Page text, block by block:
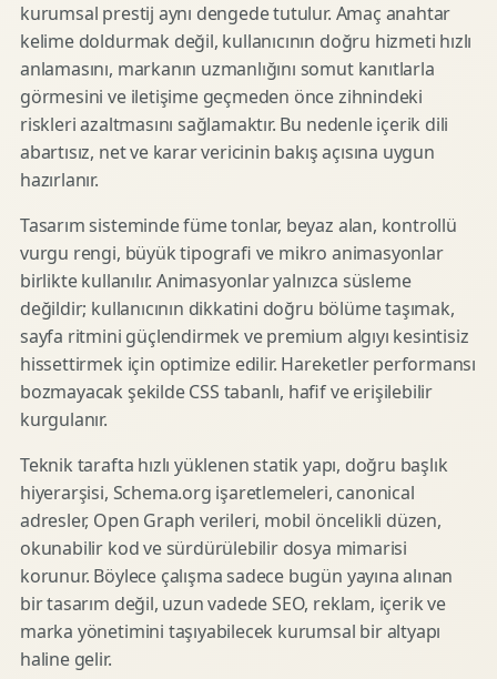
kurumsal prestij aynı dengede tutulur. Amaç anahtar
kelime doldurmak değil, kullanıcının doğru hizmeti hızlı
anlamasını, markanın uzmanlığını somut kanıtlarla
görmesini ve iletişime geçmeden önce zihnindeki
riskleri azaltmasını sağlamaktır. Bu nedenle içerik dili
abartısız, net ve karar vericinin bakış açısına uygun
hazırlanır.
Tasarım sisteminde füme tonlar, beyaz alan, kontrollü
vurgu rengi, büyük tipografi ve mikro animasyonlar
birlikte kullanılır. Animasyonlar yalnızca süsleme
değildir; kullanıcının dikkatini doğru bölüme taşımak,
sayfa ritmini güçlendirmek ve premium algıyı kesintisiz
hissettirmek için optimize edilir. Hareketler performansı
bozmayacak şekilde CSS tabanlı, hafif ve erişilebilir
kurgulanır.
Teknik tarafta hızlı yüklenen statik yapı, doğru başlık
hiyerarşisi, Schema.org işaretlemeleri, canonical
adresler, Open Graph verileri, mobil öncelikli düzen,
okunabilir kod ve sürdürülebilir dosya mimarisi
korunur. Böylece çalışma sadece bugün yayına alınan
bir tasarım değil, uzun vadede SEO, reklam, içerik ve
marka yönetimini taşıyabilecek kurumsal bir altyapı
haline gelir.